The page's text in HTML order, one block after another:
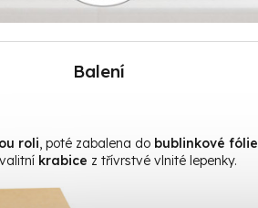
Balení
roli, poté zabalena do bublinkové fólie
krabice z třívrstvé vlnité lepenky.